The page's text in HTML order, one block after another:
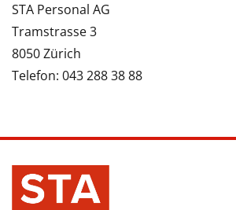
STA Personal AG
Tramstrasse 3
8050 Zürich
Telefon: 043 288 38 88